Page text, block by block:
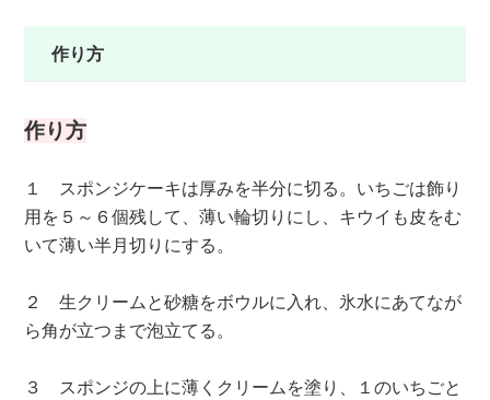
作り方
作り方
１ スポンジケーキは厚みを半分に切る。いちごは飾り
用を５～６個残して、薄い輪切りにし、キウイも皮をむ
いて薄い半月切りにする。
２ 生クリームと砂糖をボウルに入れ、氷水にあてなが
ら角が立つまで泡立てる。
３ スポンジの上に薄くクリームを塗り、１のいちごと